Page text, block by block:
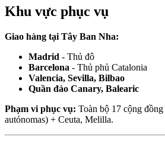
Khu vực phục vụ
Giao hàng tại Tây Ban Nha:
Madrid - Thủ đô
Barcelona - Thủ phủ Catalonia
Valencia, Sevilla, Bilbao
Quần đảo Canary, Balearic
Phạm vi phục vụ: Toàn bộ 17 cộng
autónomas) + Ceuta, Melilla.